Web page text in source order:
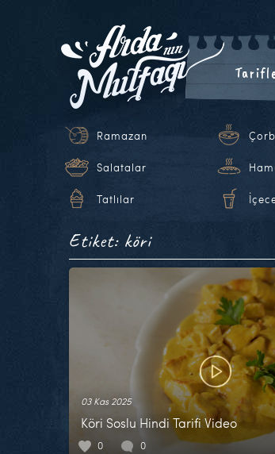
Ramazan
Salatalar
Tatlılar
Etiket: köri
03 Kas 2025
Köri Soslu Hindi Tarifi Video
0 0